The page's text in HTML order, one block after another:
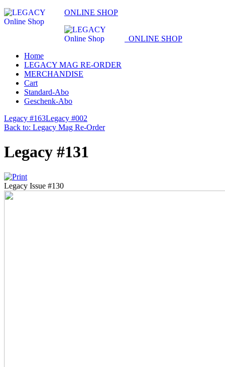
ONLINE SHOP
ONLINE SHOP
Home
LEGACY MAG RE-ORDER
MERCHANDISE
Cart
Standard-Abo
Geschenk-Abo
Legacy #163Legacy #002
Back to: Legacy Mag Re-Order
Legacy #131
Legacy Issue #130